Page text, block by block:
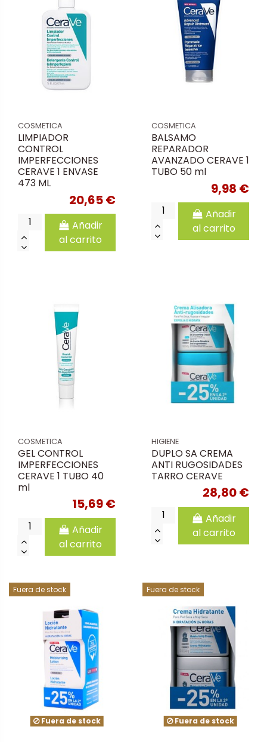
COSMETICA
LIMPIADOR
CONTROL
IMPERFECCIONES
CERAVE 1 ENVASE
473 ML
20,65 €
Añadir
al carrito
COSMETICA
BALSAMO
REPARADOR
AVANZADO CERAVE 1
TUBO 50 ml
9,98 €
Añadir
al carrito
COSMETICA
GEL CONTROL
IMPERFECCIONES
CERAVE 1 TUBO 40
ml
15,69 €
Añadir
al carrito
HIGIENE
DUPLO SA CREMA
ANTI RUGOSIDADES
TARRO CERAVE
28,80 €
Añadir
al carrito
Fuera de stock
Fuera de stock
Fuera de stock
Fuera de stock